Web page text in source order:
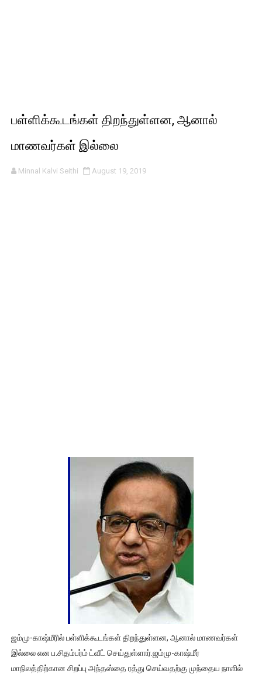
பள்ளிக்கூடங்கள் திறந்துள்ளன, ஆனால்
மாணவர்கள் இல்லை
Minnal Kalvi Seithi August 19, 2019
ஜம்மு-காஷ்மீரில் பள்ளிக்கூடங்கள் திறந்துள்ளன, ஆனால் மாணவர்கள்
இல்லை என ப.சிதம்பர்ம் ட்வீட் செய்துள்ளார்.ஜம்மு-காஷ்மீர்
மாநிலத்திற்கான சிறப்பு அந்தஸ்தை ரத்து செய்வதற்கு முந்தைய நாளில்